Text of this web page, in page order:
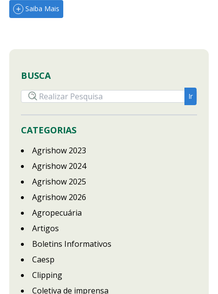
Saiba Mais
BUSCA
CATEGORIAS
Agrishow 2023
Agrishow 2024
Agrishow 2025
Agrishow 2026
Agropecuária
Artigos
Boletins Informativos
Caesp
Clipping
Coletiva de imprensa